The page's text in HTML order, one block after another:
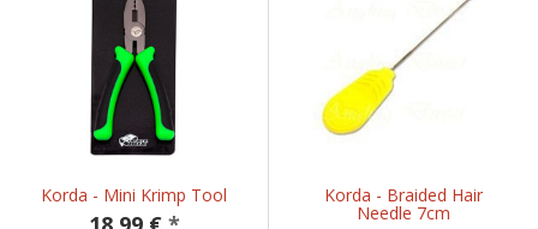
Korda - Mini Krimp Tool Korda - Braided Hair
Needle 7cm